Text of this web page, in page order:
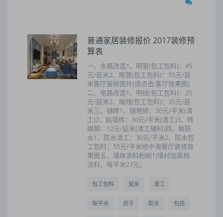
普通家居装修报价 2017装修预
算表
一、水路改造1、明管(包工包料)：45
元/延米2、暗管(包工包料)：55元/延
米客厅装修图片(请点击:客厅效果图)
二、电路改造1、明线(包工包料)：25
元/延米2、暗线(包工包料)：35元/延
米三、铺砖1、铺地砖：30元/平米(清
工)2、贴墙砖：30元/平米(清工)3、砖
踢脚：12元/延米(清工辅料)四、做防
水1、防水清工：30元/平米2、防水包
工包料：55元/平米地中海餐厅装修效
果图五、墙体涂料粉刷1)墙衬加高档
涂料，每平米27元。
包工包料 延米 清工
每平米 房子 防水 包括